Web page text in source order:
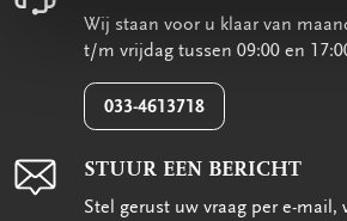
Wij staan voor u klaar van
t/m vrijdag tussen 09:00 en
033-4613718
STUUR EEN BERICHT
Stel gerust uw vraag per e-mail,